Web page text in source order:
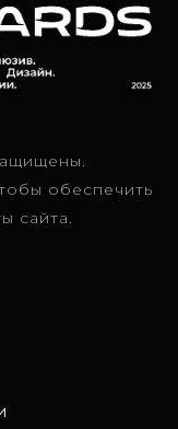
обеспечить
сайта.